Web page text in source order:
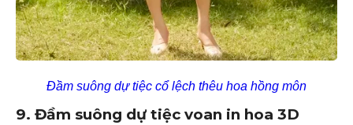
Đầm suông dự tiệc cổ lệch thêu hoa hồng môn
9. Đầm suông dự tiệc voan in hoa 3D